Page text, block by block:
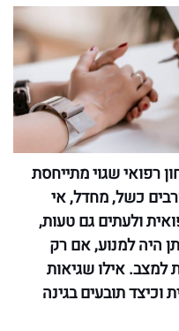
רפואי שגוי מתייחסת
כשל, מחדל, אי
ולעתים גם טעות,
היה למנוע, אם רק
אילו שגיאות
וכיצד תובעים בגינה